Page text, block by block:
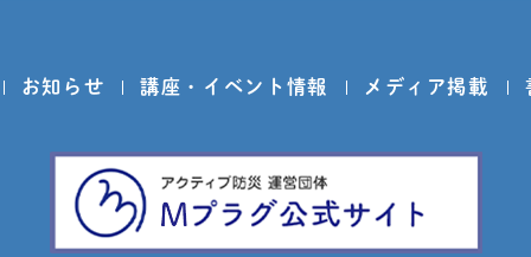
お知らせ 講座・イベント情報 メディア掲載